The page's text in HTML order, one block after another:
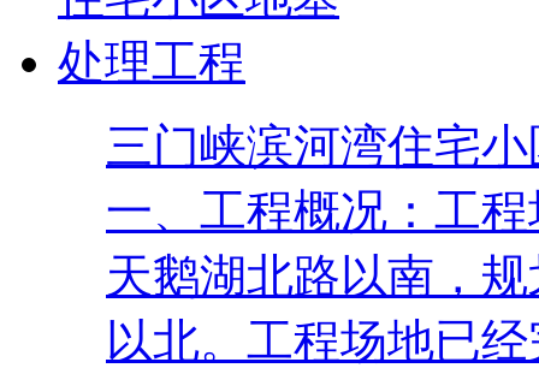
三门峡滨河湾住宅
一、工程概况：工
天鹅湖北路以南，
以北。工程场地已